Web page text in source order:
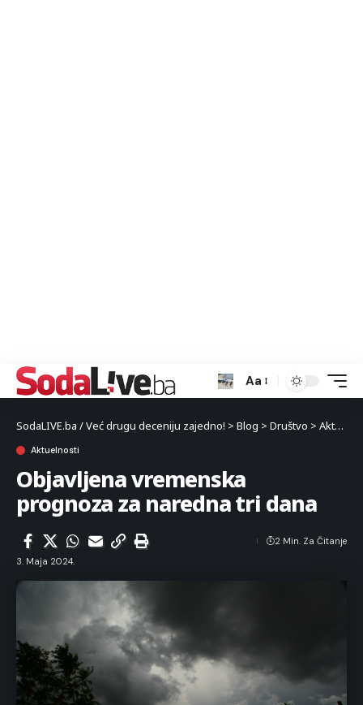
Aa
SodaLIVE.ba / Već drugu deceniju zajedno! > Blog > Društvo > Aktuelnosti
Aktuelnosti
Objavljena vremenska
prognoza za naredna tri dana
3. Maja 2024.
2 Min. Za Čitanje